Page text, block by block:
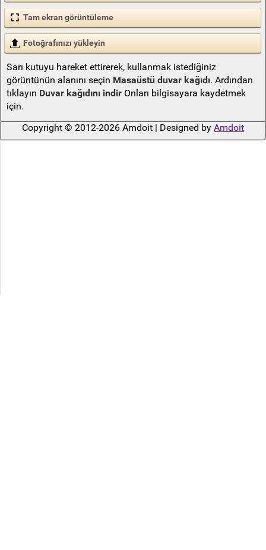
Tam ekran görüntüleme
Fotoğrafınızı yükleyin
Sarı kutuyu hareket ettirerek, kullanmak istediğiniz
görüntünün alanını seçin Masaüstü duvar kağıdı. Ardından
tıklayın Duvar kağıdını indirOnları bilgisayara kaydetmek
için.
Copyright © 2012-2026 Amdoit | Designed by Amdoit